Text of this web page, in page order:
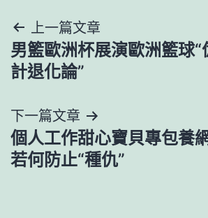
文
章
覽
上一篇文章
男籃歐洲杯展演歐洲籃球
計退化論”
下一篇文章
個人工作甜心寶貝專包養
若何防止“種仇”